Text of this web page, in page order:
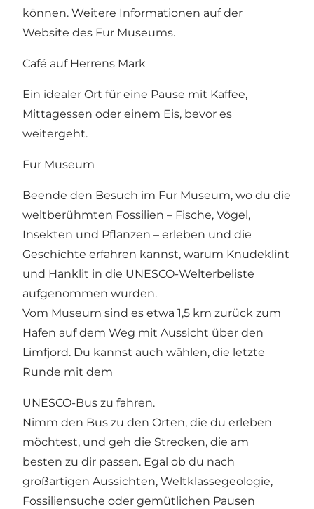
können. Weitere Informationen auf der
Website des Fur Museums.
Café auf Herrens Mark
Ein idealer Ort für eine Pause mit Kaffee,
Mittagessen oder einem Eis, bevor es
weitergeht.
Fur Museum
Beende den Besuch im Fur Museum, wo du die
weltberühmten Fossilien – Fische, Vögel,
Insekten und Pflanzen – erleben und die
Geschichte erfahren kannst, warum Knudeklint
und Hanklit in die UNESCO-Welterbeliste
aufgenommen wurden.
Vom Museum sind es etwa 1,5 km zurück zum
Hafen auf dem Weg mit Aussicht über den
Limfjord. Du kannst auch wählen, die letzte
Runde mit dem
UNESCO-Bus zu fahren.
Nimm den Bus zu den Orten, die du erleben
möchtest, und geh die Strecken, die am
besten zu dir passen. Egal ob du nach
großartigen Aussichten, Weltklassegeologie,
Fossiliensuche oder gemütlichen Pausen